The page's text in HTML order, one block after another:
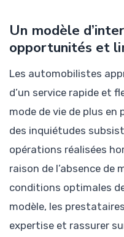
Un modèle
opportunités et
Les automobilistes
d’un service rapide et
mode de vie de plus en
des inquiétudes
opérations réalisées
raison de l’absence de
conditions optimales
modèle, les
expertise et rassurer